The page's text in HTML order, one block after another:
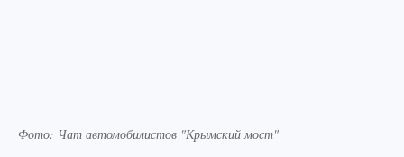
Фото: Чат автомобилистов "Крымский мост"